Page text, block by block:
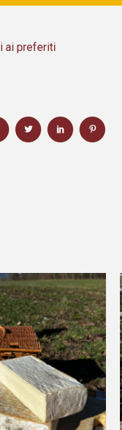
ai preferiti